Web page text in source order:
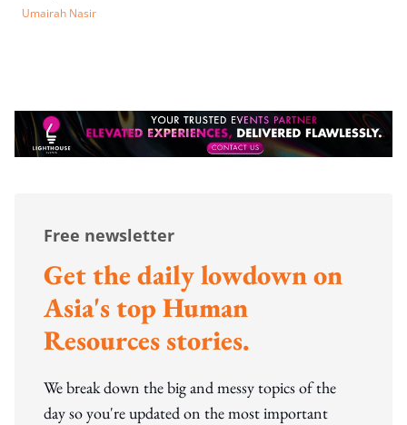
Umairah Nasir
Free newsletter
Get the daily lowdown on
Asia's top Human
Resources stories.
We break down the big and messy topics of the
day so you're updated on the most important